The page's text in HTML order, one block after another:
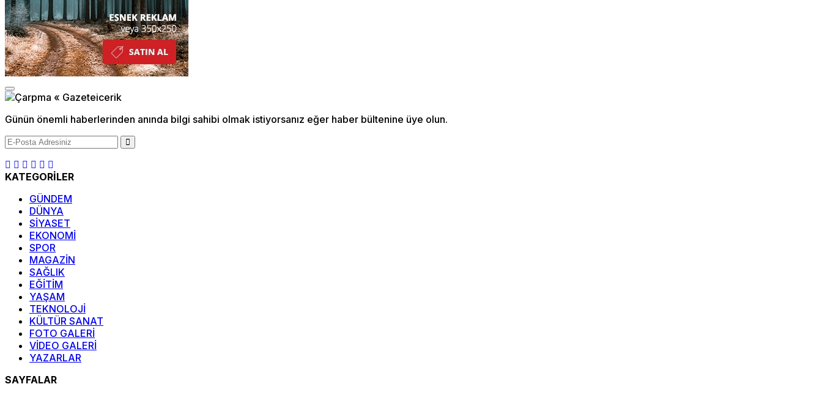
Günün önemli haberlerinden anında bilgi sahibi olmak istiyorsanız eğer haber bültenine üye olun.
KATEGORİLER
GÜNDEM
DÜNYA
SİYASET
EKONOMİ
SPOR
MAGAZİN
SAĞLIK
EĞİTİM
YAŞAM
TEKNOLOJİ
KÜLTÜR SANAT
FOTO GALERİ
VİDEO GALERİ
YAZARLAR
SAYFALAR